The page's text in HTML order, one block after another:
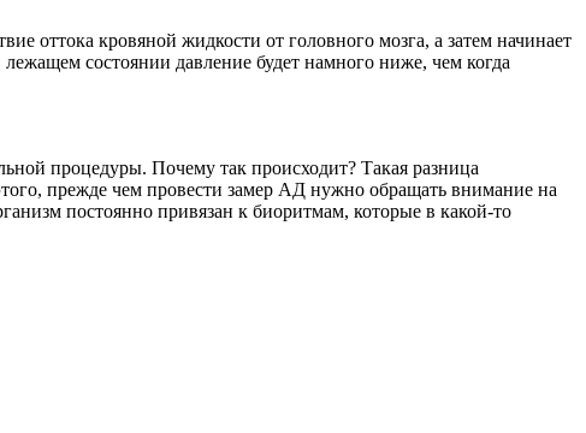
оттока кровяной жидкости от головного мозга, а затем начинает
состоянии давление будет намного ниже, чем когда
процедуры. Почему так происходит? Такая разница
прежде чем провести замер АД нужно обращать внимание на
постоянно привязан к биоритмам, которые в какой-то